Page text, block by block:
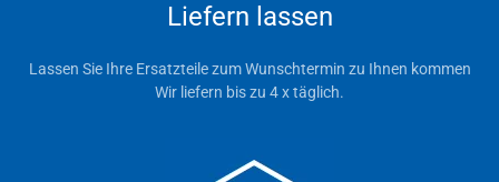
Liefern lassen
Lassen Sie Ihre Ersatzteile zum Wunschtermin zu Ihnen kommen
Wir liefern bis zu 4 x täglich.